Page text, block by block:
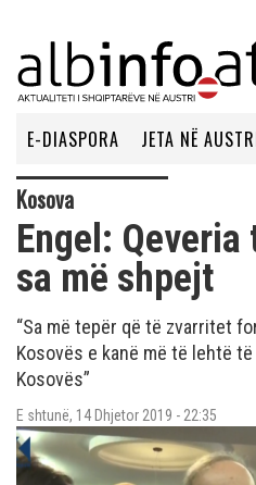
E-DIASPORA JETA NË
Kosova
Engel:
sa më shpejt
“Sa më tepër që të zvarritet
Kosovës e kanë më të lehtë
Kosovës”
E shtunë, 14 Dhjetor 2019 - 22:35